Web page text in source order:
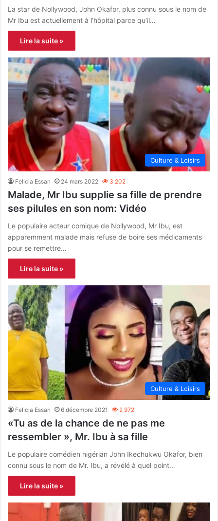
La star de Nollywood, John Okafor, plus connu sous le nom de
Mr Ibu est actuellement à l’hôpital parce qu’il…
Lire la suite »
Culture & Loisirs
Felicia Essan 24 mars 2022 3 202
Malade, Mr Ibu supplie sa fille de prendre
ses pilules en son nom: Vidéo
Le populaire acteur comique de Nollywood, Mr Ibu, est
apparemment malade mais refuse de boire ses médicaments
pour se remettre…
Lire la suite »
Culture & Loisirs
Felicia Essan 6 décembre 2021 2 972
«Tu as de la chance de ne pas me
ressembler », Mr. Ibu à sa fille
Le populaire comédien nigérian John Ikechukwu Okafor, bien
connu sous le nom de Mr. Ibu, a révélé à quel point…
Lire la suite »